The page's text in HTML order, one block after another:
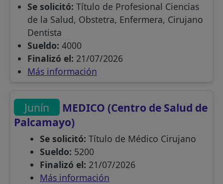
Se solicitó: Título de Profesional Ciencias
de la Salud, Obstetra, Enfermera, Cirujano
Dentista
Sueldo: 4000
Finalizó el: 21/07/2026
Más información
Junín
MEDICO (Centro de Salud de
Palcamayo)
Se solicitó: Título de Médico Cirujano
Sueldo: 5200
Finalizó el: 21/07/2026
Más información